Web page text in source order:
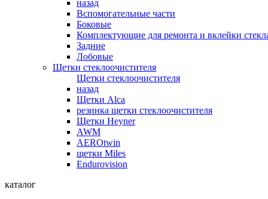
назад
Вспомогательные части
Боковые
Комплектующие для ремонта и вклейки
Задние
Лобовые
Щетки стеклоочистителя
Щетки стеклоочистителя
назад
Щетки Alca
резинка щетки стеклоочистителя
Щетки Heyner
AWM
AEROtwin
щетки Miles
Endurovision
каталог